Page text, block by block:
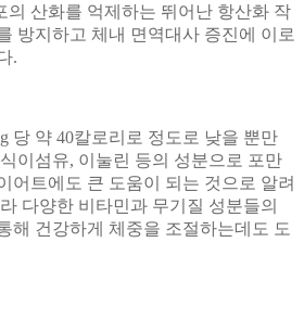
의 산화를 억제하는 뛰어난 항산화 작
방지하고 체내 면역대사 증진에 이로
.
당 약 40칼로리로 정도로 낮을 뿐만
이섬유, 이눌린 등의 성분으로 포만
어트에도 큰 도움이 되는 것으로 알려
다양한 비타민과 무기질 성분들의
해 건강하게 체중을 조절하는데도 도